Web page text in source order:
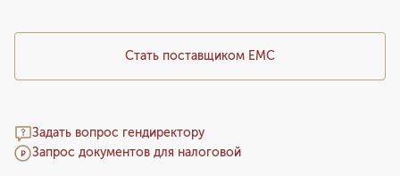
Стать поставщиком ЕМС
Задать вопрос гендиректору
Запрос документов для налоговой